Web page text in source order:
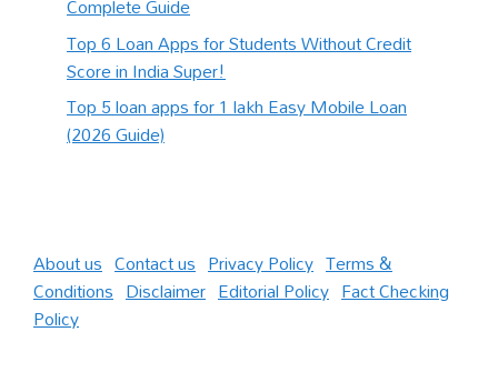
Top 6 Loan Apps for Students Without Credit
Score in India Super!
Top 5 loan apps for 1 lakh Easy Mobile Loan
(2026 Guide)
About us Contact us Privacy Policy Terms &
Conditions Disclaimer Editorial Policy Fact Checking
Policy